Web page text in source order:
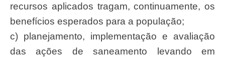
recursos aplicados tragam, continuamente, os
benefícios esperados para a população;
c) planejamento, implementação e avaliação
das ações de saneamento levando em